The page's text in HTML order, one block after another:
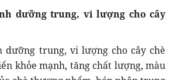
dưỡng trung, vi lượng cho cây
dưỡng trung, vi lượng cho cây chè
khỏe mạnh, tăng chất lượng, màu